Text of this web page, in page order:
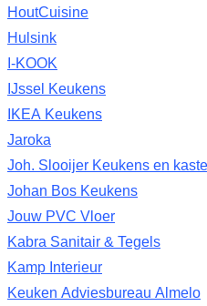
HoutCuisine
Hulsink
I-KOOK
IJssel Keukens
IKEA Keukens
Jaroka
Joh. Slooijer Keukens en
Johan Bos Keukens
Jouw PVC Vloer
Kabra Sanitair & Tegels
Kamp Interieur
Keuken Adviesbureau Almelo